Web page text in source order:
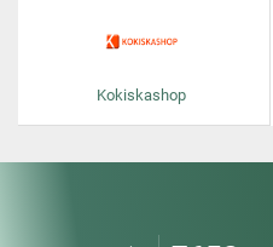
Kokiskashop